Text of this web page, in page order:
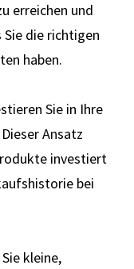
erreichen und
die richtigen
haben.
Sie in Ihre
Ansatz
investiert
bei
kleine,